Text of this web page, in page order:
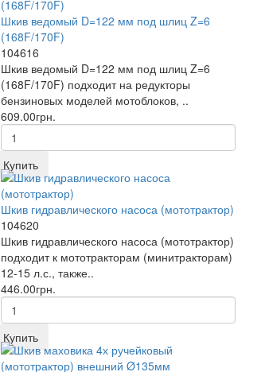
Шкив ведомый D=122 мм под шлиц Z=6
(168F/170F)
104616
Шкив ведомый D=122 мм под шлиц Z=6
(168F/170F) подходит на редукторы
бензиновых моделей мотоблоков, ..
609.00грн.
Купить
Шкив гидравлического насоса (мототрактор)
104620
Шкив гидравлического насоса (мототрактор)
подходит к мототракторам (минитракторам)
12-15 л.с., также..
446.00грн.
Купить